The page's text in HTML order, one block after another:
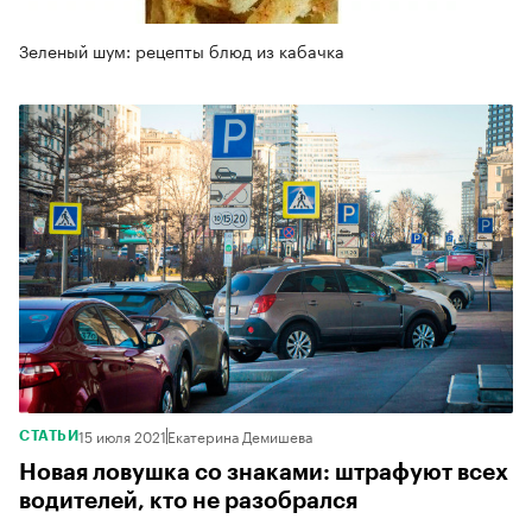
Зеленый шум: рецепты блюд из кабачка
СТАТЬИ15 июля 2021Екатерина Демишева
Новая ловушка со знаками: штрафуют всех
водителей, кто не разобрался